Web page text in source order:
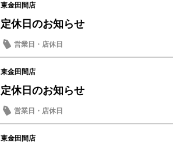
東金田間店
定休日のお知らせ
営業日・店休日
東金田間店
定休日のお知らせ
営業日・店休日
東金田間店